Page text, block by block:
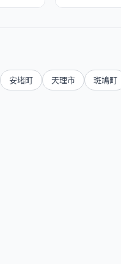
安堵町 天理市 斑鳩町